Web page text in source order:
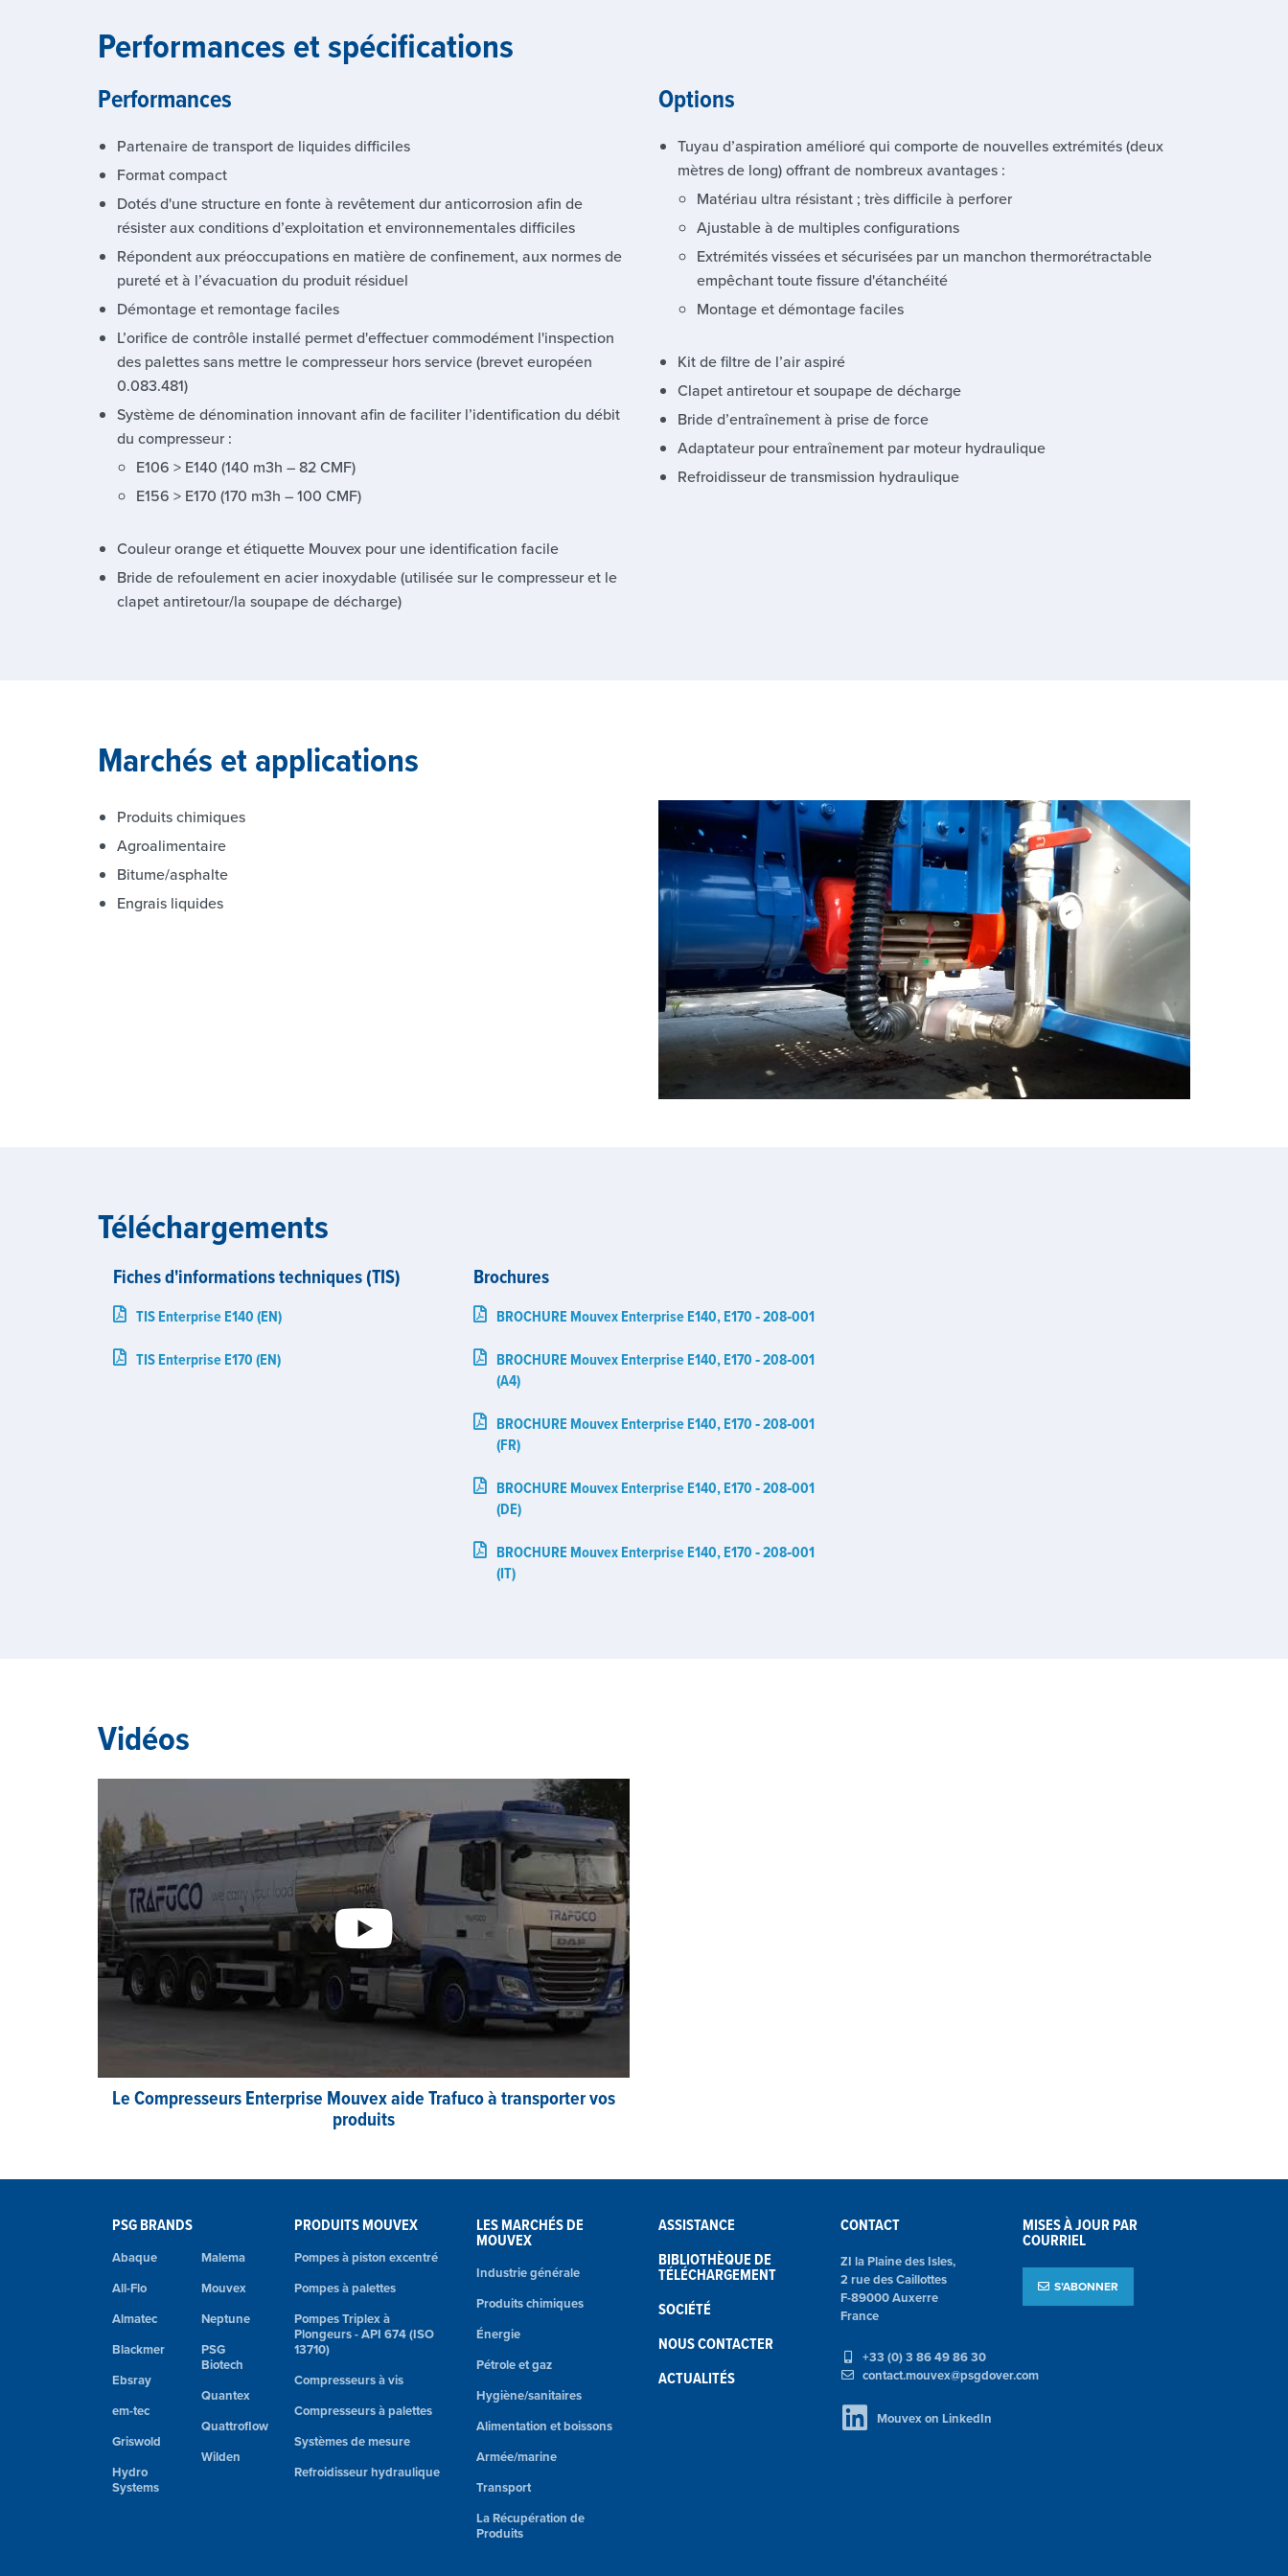
Performances et spécifications
Performances
Partenaire de transport de liquides difficiles
Format compact
Dotés d'une structure en fonte à revêtement dur anticorrosion afin de
résister aux conditions d’exploitation et environnementales difficiles
Répondent aux préoccupations en matière de confinement, aux normes de
pureté et à l’évacuation du produit résiduel
Démontage et remontage faciles
L’orifice de contrôle installé permet d'effectuer commodément l'inspection
des palettes sans mettre le compresseur hors service (brevet européen
0.083.481)
Système de dénomination innovant afin de faciliter l’identification du débit
du compresseur :
E106 > E140 (140 m3h – 82 CMF)
E156 > E170 (170 m3h – 100 CMF)
Couleur orange et étiquette Mouvex pour une identification facile
Bride de refoulement en acier inoxydable (utilisée sur le compresseur et le
clapet antiretour/la soupape de décharge)
Options
Tuyau d’aspiration amélioré qui comporte de nouvelles extrémités (deux
mètres de long) offrant de nombreux avantages :
Matériau ultra résistant ; très difficile à perforer
Ajustable à de multiples configurations
Extrémités vissées et sécurisées par un manchon thermorétractable
empêchant toute fissure d'étanchéité
Montage et démontage faciles
Kit de filtre de l’air aspiré
Clapet antiretour et soupape de décharge
Bride d’entraînement à prise de force
Adaptateur pour entraînement par moteur hydraulique
Refroidisseur de transmission hydraulique
Marchés et applications
Produits chimiques
Agroalimentaire
Bitume/asphalte
Engrais liquides
Téléchargements
Fiches d'informations techniques (TIS)
TIS Enterprise E140 (EN)
TIS Enterprise E170 (EN)
Brochures
BROCHURE Mouvex Enterprise E140, E170 ‑ 208‑001
BROCHURE Mouvex Enterprise E140, E170 ‑ 208‑001
(A4)
BROCHURE Mouvex Enterprise E140, E170 ‑ 208‑001
(FR)
BROCHURE Mouvex Enterprise E140, E170 ‑ 208‑001
(DE)
BROCHURE Mouvex Enterprise E140, E170 ‑ 208‑001
(IT)
Vidéos
Le Compresseurs Enterprise Mouvex aide Trafuco à transporter vos
produits
PSG BRANDS
Abaque
All-Flo
Almatec
Blackmer
Ebsray
em-tec
Griswold
Hydro
Systems
Malema
Mouvex
Neptune
PSG
Biotech
Quantex
Quattroflow
Wilden
PRODUITS MOUVEX
Pompes à piston excentré
Pompes à palettes
Pompes Triplex à
Plongeurs - API 674 (ISO
13710)
Compresseurs à vis
Compresseurs à palettes
Systèmes de mesure
Refroidisseur hydraulique
LES MARCHÉS DE
MOUVEX
Industrie générale
Produits chimiques
Énergie
Pétrole et gaz
Hygiène/sanitaires
Alimentation et boissons
Armée/marine
Transport
La Récupération de
Produits
ASSISTANCE
BIBLIOTHÈQUE DE
TÉLÉCHARGEMENT
SOCIÉTÉ
NOUS CONTACTER
ACTUALITÉS
CONTACT
ZI la Plaine des Isles,
2 rue des Caillottes
F-89000 Auxerre
France
+33 (0) 3 86 49 86 30
contact.mouvex@psgdover.com
Mouvex on LinkedIn
MISES À JOUR PAR
COURRIEL
S’ABONNER